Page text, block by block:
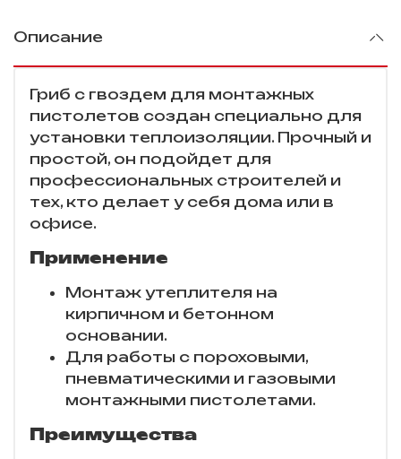
Описание
Гриб с гвоздем для монтажных
пистолетов создан специально для
установки теплоизоляции. Прочный и
простой, он подойдет для
профессиональных строителей и
тех, кто делает у себя дома или в
офисе.
Применение
Монтаж утеплителя на
кирпичном и бетонном
основании.
Для работы с пороховыми,
пневматическими и газовыми
монтажными пистолетами.
Преимущества